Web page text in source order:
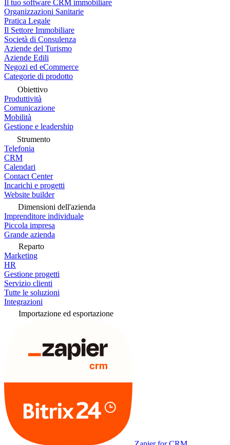
Il tuo software CRM immobiliare
Organizzazioni Sanitarie
Pratica Legale
Il Settore Immobiliare
Società di Consulenza
Aziende del Turismo
Aziende Edili
Negozi ed eCommerce
Categorie di prodotto
Obiettivo
Produttività
Comunicazione
Mobilità
Gestione e leadership
Strumento
Telefonia
CRM
Calendari
Contact Center
Incarichi e progetti
Website builder
Dimensioni dell'azienda
Imprenditore individuale
Piccola impresa
Grande azienda
Reparto
Marketing
HR
Gestione progetti
Servizio clienti
Tutte le soluzioni
Integrazioni
Importazione ed esportazione